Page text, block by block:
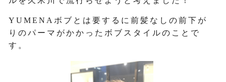
YUMENAボブとは要するに前髪なしの前下が
りのパーマがかかったボブスタイルのことで
す。